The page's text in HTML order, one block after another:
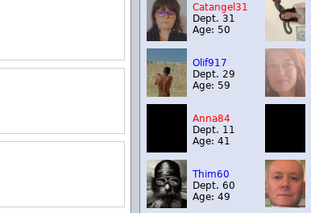
Catangel31
Dept. 31
Age: 50
Olif917
Dept. 29
Age: 59
Anna84
Dept. 11
Age: 41
Thim60
Dept. 60
Age: 49